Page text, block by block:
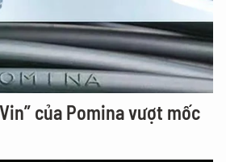
của Pomina vượt mốc